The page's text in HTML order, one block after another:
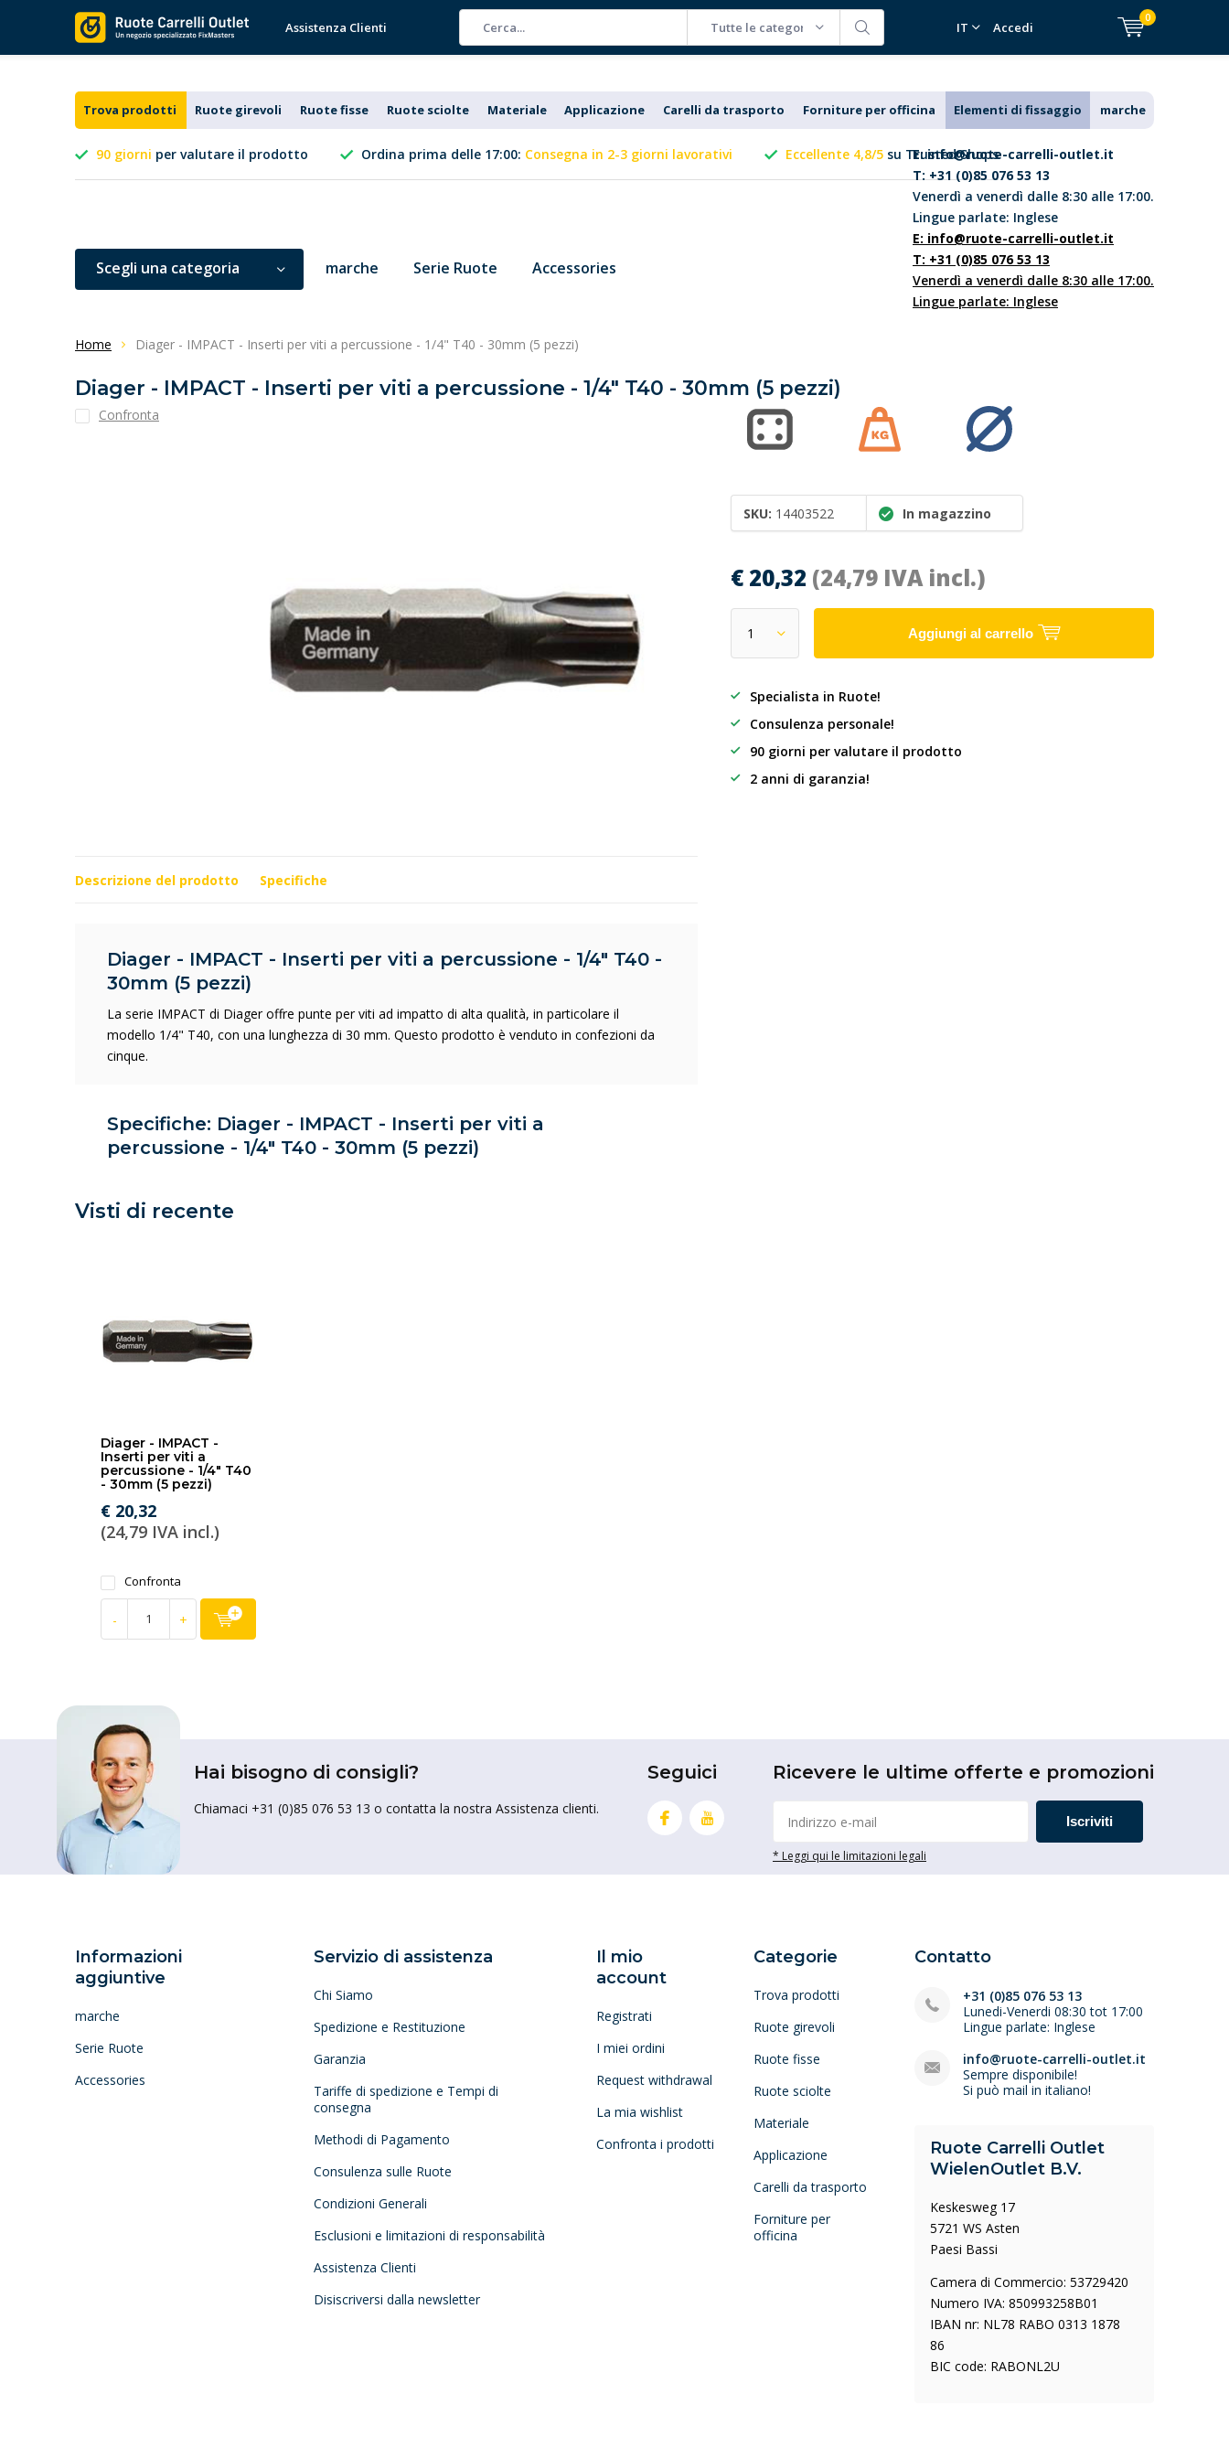
Assistenza Clienti Tutte le categorie IT Accedi
0
Trova prodotti Ruote girevoli Ruote fisse Ruote sciolte Materiale Applicazione Carelli da trasporto Forniture per officina Elementi di fissaggio marche
90 giorni per valutare il prodotto Ordina prima delle 17:00: Consegna in 2-3 giorni lavorativi Eccellente 4,8/5 su Trusted Shops
E:info@ruote-carrelli-outlet.it
T: +31 (0)85 076 53 13
Venerdì a venerdì dalle 8:30 alle 17:00.
Lingue parlate: Inglese
Scegli una categoria marche Serie Ruote Accessories
E: info@ruote-carrelli-outlet.it
T: +31 (0)85 076 53 13
Venerdì a venerdì dalle 8:30 alle 17:00.
Lingue parlate: Inglese
Home Diager - IMPACT - Inserti per viti a percussione - 1/4" T40 - 30mm (5 pezzi)
Diager - IMPACT - Inserti per viti a percussione - 1/4" T40 - 30mm (5 pezzi)
Confronta
SKU: 14403522 In magazzino
€ 20,32 (24,79 IVA incl.)
Aggiungi al carrello
Specialista in Ruote!
Consulenza personale!
90 giorni per valutare il prodotto
2 anni di garanzia!
Descrizione del prodotto Specifiche
Diager - IMPACT - Inserti per viti a percussione - 1/4" T40 -
30mm (5 pezzi)
La serie IMPACT di Diager offre punte per viti ad impatto di alta qualità, in particolare il
modello 1/4" T40, con una lunghezza di 30 mm. Questo prodotto è venduto in confezioni da
cinque.
Specifiche: Diager - IMPACT - Inserti per viti a
percussione - 1/4" T40 - 30mm (5 pezzi)
Visti di recente
Diager - IMPACT -
Inserti per viti a
percussione - 1/4" T40
- 30mm (5 pezzi)
€ 20,32
(24,79 IVA incl.)
Confronta
- +
Hai bisogno di consigli?
Chiamaci +31 (0)85 076 53 13 o contatta la nostra Assistenza clienti.
Seguici Ricevere le ultime offerte e promozioni
Iscriviti
* Leggi qui le limitazioni legali
Informazioni
aggiuntive
marche
Serie Ruote
Accessories
Servizio di assistenza
Chi Siamo
Spedizione e Restituzione
Garanzia
Tariffe di spedizione e Tempi di
consegna
Methodi di Pagamento
Consulenza sulle Ruote
Condizioni Generali
Esclusioni e limitazioni di responsabilità
Assistenza Clienti
Disiscriversi dalla newsletter
Il mio
account
Registrati
I miei ordini
Request withdrawal
La mia wishlist
Confronta i prodotti
Categorie
Trova prodotti
Ruote girevoli
Ruote fisse
Ruote sciolte
Materiale
Applicazione
Carelli da trasporto
Forniture per
officina
Contatto
+31 (0)85 076 53 13
Lunedi-Venerdi 08:30 tot 17:00
Lingue parlate: Inglese
info@ruote-carrelli-outlet.it
Sempre disponibile!
Si può mail in italiano!
Ruote Carrelli Outlet
WielenOutlet B.V.
Keskesweg 17
5721 WS Asten
Paesi Bassi
Camera di Commercio: 53729420
Numero IVA: 850993258B01
IBAN nr: NL78 RABO 0313 1878
86
BIC code: RABONL2U